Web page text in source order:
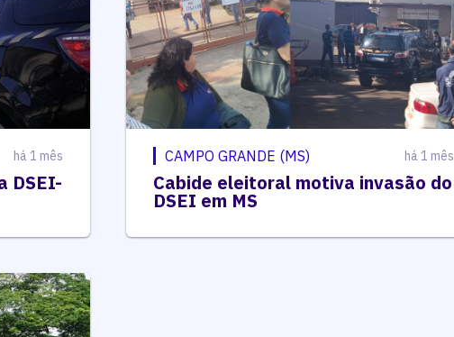
há 1 mês
DSEI-
CAMPO GRANDE (MS) há 1 mês
Cabide eleitoral motiva invasão do
DSEI em MS